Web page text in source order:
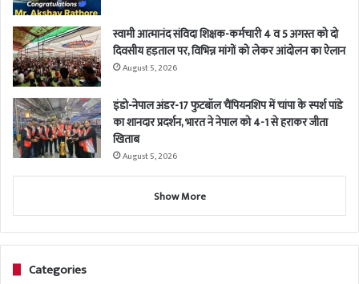
स्वामी आत्मानंद संविदा शिक्षक-कर्मचारी 4 व 5 अगस्त को दो
दिवसीय हड़ताल पर, विभिन्न मांगों को लेकर आंदोलन का ऐलान
August 5, 2026
इंडो-नेपाल अंडर-17 फुटबॉल चैंपियनशिप में चांपा के स्पर्श पांडे
का शानदार प्रदर्शन, भारत ने नेपाल को 4-1 से हराकर जीता
खिताब
August 5, 2026
Show More
Categories